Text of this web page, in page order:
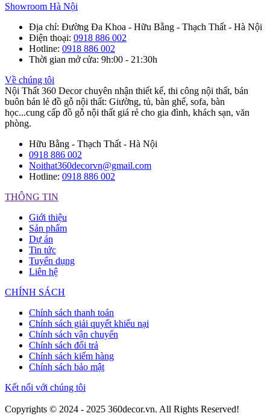
Showroom Hà Nội
Địa chỉ: Đường Đa Khoa - Hữu Bằng - Thạch Thất - Hà Nội
Điện thoại: 0918 886 002
Hotline: 0918 886 002
Thời gian mở cửa: 9h:00 - 21:30h
Về chúng tôi
Nội Thất 360 Decor chuyên nhận thiết kế, thi công nội thất, bán
buôn bán lẻ đồ gỗ nội thất: Giường, tủ, bàn ghế, sofa, bàn
học...cung cấp đồ gỗ nội thất giá rẻ cho gia đình, khách sạn, văn
phòng.
Hữu Bằng - Thạch Thất - Hà Nội
0918 886 002
Noithat360decorvn@gmail.com
Hotline: 0918 886 002
THÔNG TIN
Giới thiệu
Sản phẩm
Dự án
Tin tức
Tuyển dụng
Liên hệ
CHÍNH SÁCH
Chính sách thanh toán
Chính sách giải quyết khiếu nại
Chính sách vận chuyển
Chính sách đổi trả
Chính sách kiểm hàng
Chính sách bảo mật
Kết nối với chúng tôi
Copyrights © 2024 - 2025 360decor.vn. All Rights Reserved!